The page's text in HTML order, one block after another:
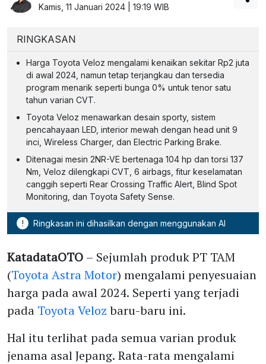
Kamis, 11 Januari 2024 | 19:19 WIB
RINGKASAN
Harga Toyota Veloz mengalami kenaikan sekitar Rp2 juta
di awal 2024, namun tetap terjangkau dan tersedia
program menarik seperti bunga 0% untuk tenor satu
tahun varian CVT.
Toyota Veloz menawarkan desain sporty, sistem
pencahayaan LED, interior mewah dengan head unit 9
inci, Wireless Charger, dan Electric Parking Brake.
Ditenagai mesin 2NR-VE bertenaga 104 hp dan torsi 137
Nm, Veloz dilengkapi CVT, 6 airbags, fitur keselamatan
canggih seperti Rear Crossing Traffic Alert, Blind Spot
Monitoring, dan Toyota Safety Sense.
! Ringkasan ini dihasilkan dengan menggunakan AI
KatadataOTO – Sejumlah produk PT TAM
(Toyota Astra Motor) mengalami penyesuaian
harga pada awal 2024. Seperti yang terjadi
pada Toyota Veloz baru-baru ini.
Hal itu terlihat pada semua varian produk
jenama asal Jepang. Rata-rata mengalami